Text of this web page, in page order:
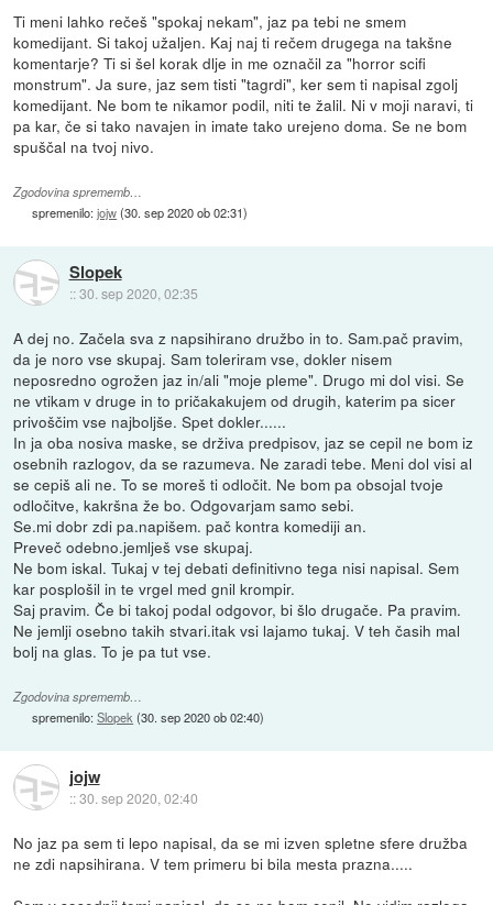
Ti meni lahko rečeš "spokaj nekam", jaz pa tebi ne smem
komedijant. Si takoj užaljen. Kaj naj ti rečem drugega na takšne
komentarje? Ti si šel korak dlje in me označil za "horror scifi
monstrum". Ja sure, jaz sem tisti "tagrdi", ker sem ti napisal zgolj
komedijant. Ne bom te nikamor podil, niti te žalil. Ni v moji naravi, ti
pa kar, če si tako navajen in imate tako urejeno doma. Se ne bom
spuščal na tvoj nivo.
Zgodovina sprememb…
spremenilo:jojw(30. sep 2020 ob 02:31)
Slopek
::30. sep 2020, 02:35
A dej no. Začela sva z napsihirano družbo in to. Sam.pač pravim,
da je noro vse skupaj. Sam toleriram vse, dokler nisem
neposredno ogrožen jaz in/ali "moje pleme". Drugo mi dol visi. Se
ne vtikam v druge in to pričakakujem od drugih, katerim pa sicer
privoščim vse najboljše. Spet dokler......
In ja oba nosiva maske, se drživa predpisov, jaz se cepil ne bom iz
osebnih razlogov, da se razumeva. Ne zaradi tebe. Meni dol visi al
se cepiš ali ne. To se moreš ti odločit. Ne bom pa obsojal tvoje
odločitve, kakršna že bo. Odgovarjam samo sebi.
Se.mi dobr zdi pa.napišem. pač kontra komediji an.
Preveč odebno.jemlješ vse skupaj.
Ne bom iskal. Tukaj v tej debati definitivno tega nisi napisal. Sem
kar posplošil in te vrgel med gnil krompir.
Saj pravim. Če bi takoj podal odgovor, bi šlo drugače. Pa pravim.
Ne jemlji osebno takih stvari.itak vsi lajamo tukaj. V teh časih mal
bolj na glas. To je pa tut vse.
Zgodovina sprememb…
spremenilo:Slopek (30. sep 2020 ob 02:40)
jojw
::30. sep 2020, 02:40
No jaz pa sem ti lepo napisal, da se mi izven spletne sfere družba
ne zdi napsihirana. V tem primeru bi bila mesta prazna.....